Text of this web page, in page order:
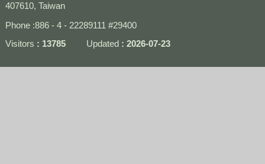
407610, Taiwan
Phone :886 - 4 - 22289111 #29400
Visitors
13785 Updated 2026-07-23